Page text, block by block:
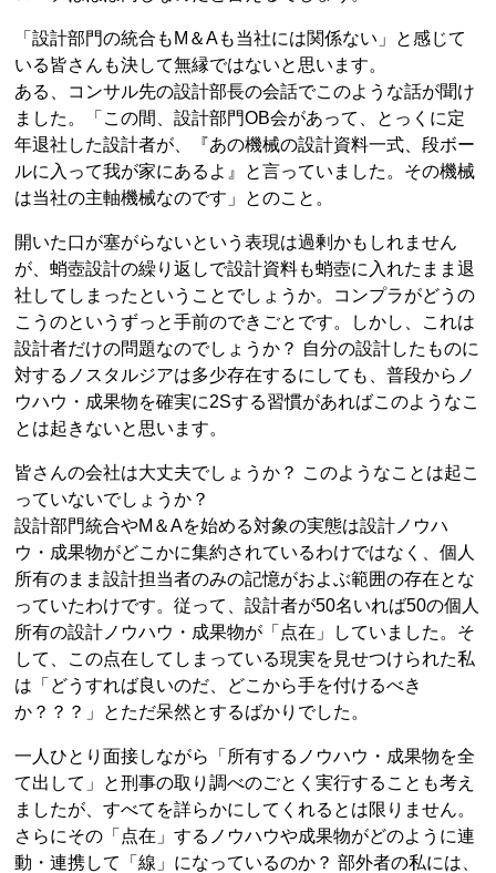
「設計部門の統合もM＆Aも当社には関係ない」と感じて
いる皆さんも決して無縁ではないと思います。
ある、コンサル先の設計部長の会話でこのような話が聞け
ました。「この間、設計部門OB会があって、とっくに定
年退社した設計者が、『あの機械の設計資料一式、段ボー
ルに入って我が家にあるよ』と言っていました。その機械
は当社の主軸機械なのです」とのこと。
開いた口が塞がらないという表現は過剰かもしれません
が、蛸壺設計の繰り返しで設計資料も蛸壺に入れたまま退
社してしまったということでしょうか。コンプラがどうの
こうのというずっと手前のできごとです。しかし、これは
設計者だけの問題なのでしょうか？ 自分の設計したものに
対するノスタルジアは多少存在するにしても、普段からノ
ウハウ・成果物を確実に2Sする習慣があればこのようなこ
とは起きないと思います。
皆さんの会社は大丈夫でしょうか？ このようなことは起こ
っていないでしょうか？
設計部門統合やM＆Aを始める対象の実態は設計ノウハ
ウ・成果物がどこかに集約されているわけではなく、個人
所有のまま設計担当者のみの記憶がおよぶ範囲の存在とな
っていたわけです。従って、設計者が50名いれば50の個人
所有の設計ノウハウ・成果物が「点在」していました。そ
して、この点在してしまっている現実を見せつけられた私
は「どうすれば良いのだ、どこから手を付けるべき
か？？？」とただ呆然とするばかりでした。
一人ひとり面接しながら「所有するノウハウ・成果物を全
て出して」と刑事の取り調べのごとく実行することも考え
ましたが、すべてを詳らかにしてくれるとは限りません。
さらにその「点在」するノウハウや成果物がどのように連
動・連携して「線」になっているのか？ 部外者の私には、